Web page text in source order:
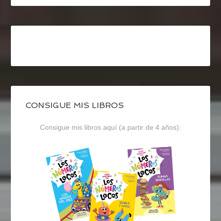
CONSIGUE MIS LIBROS
Consigue mis libros aquí (a partir de 4 años):